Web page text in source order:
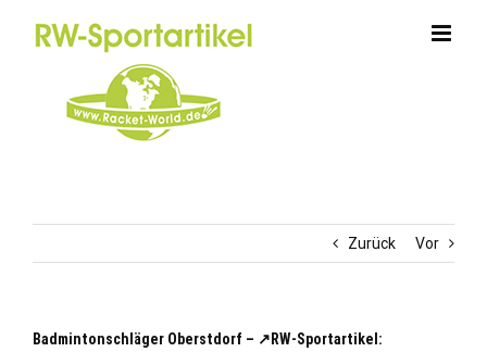
Zurück Vor
Badmintonschläger Oberstdorf – ↗️RW-Sportartikel: